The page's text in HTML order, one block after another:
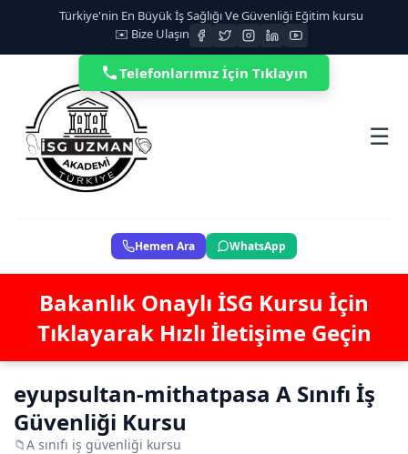
Türkiye'nin En Büyük İş Sağlığı Ve Güvenliği Eğitim kursu
✉️ Bize Ulaşın
☰
Hemen Ara WhatsApp
Bakanlık Onaylı İSG Kursu İçin
Tıklayarak Hızlı İletişime Geçin
eyupsultan-mithatpasa A Sınıfı İş
Güvenliği Kursu
📁A sınıfı iş güvenliği kursu
Telefonlarımız İçin Tıklayın